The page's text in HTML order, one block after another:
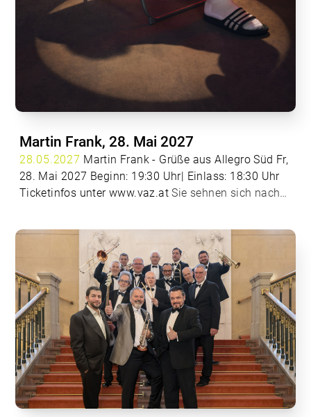
Martin Frank, 28. Mai 2027
28.05.2027
28. Mai 2027 Beginn: 19:30 Uhr| Einlass: 18:30 Uhr
Ticketinfos unterwww.vaz.at Sie sehnen sich nach
kommen Sie für einen zweistündigen Comedyabend
nach Allegro Süd. Sie wissen nicht, wo das liegt?
Martin auch nicht. Aber der 33-jährige Comedian hat
alles im Gepäck, was der Name »Allegro Süd«
verspricht: authentische Gags, mitreißendes Tempo,
genussvolle Musik und einen unvergleichlichen
bayerischen Charme. Während sich anderswo die
großen Dampfplauderer in die ersten Reihen drängen
und die Welt mit Hasstiraden in den Wahnsinn
treiben, schätzt man in Allegro Süd die
bodenständige zweite Geige. In seinem fünften
Soloprogramm redet sich Martin Frank in seiner